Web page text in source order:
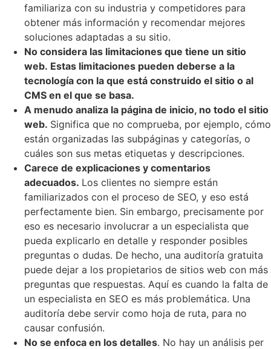
familiariza con su industria y competidores para
obtener más información y recomendar mejores
soluciones adaptadas a su sitio.
No considera las limitaciones que tiene un sitio
web. Estas limitaciones pueden deberse a la
tecnología con la que está construido el sitio o al
CMS en el que se basa.
A menudo analiza la página de inicio, no todo el sitio
web. Significa que no comprueba, por ejemplo, cómo
están organizadas las subpáginas y categorías, o
cuáles son sus metas etiquetas y descripciones.
Carece de explicaciones y comentarios
adecuados. Los clientes no siempre están
familiarizados con el proceso de SEO, y eso está
perfectamente bien. Sin embargo, precisamente por
eso es necesario involucrar a un especialista que
pueda explicarlo en detalle y responder posibles
preguntas o dudas. De hecho, una auditoría gratuita
puede dejar a los propietarios de sitios web con más
preguntas que respuestas. Aquí es cuando la falta de
un especialista en SEO es más problemática. Una
auditoría debe servir como hoja de ruta, para no
causar confusión.
No se enfoca en los detalles. No hay un análisis per